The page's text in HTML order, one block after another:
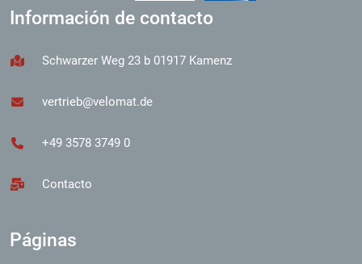
Información de contacto
Schwarzer Weg 23 b 01917 Kamenz
vertrieb@velomat.de
+49 3578 3749 0
Contacto
Páginas